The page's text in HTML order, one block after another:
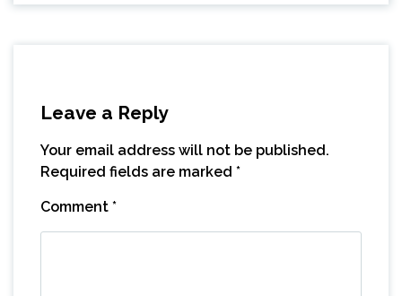
Leave a Reply
Your email address will not be published.
Required fields are marked *
Comment *